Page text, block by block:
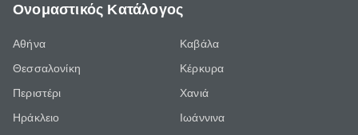
Ονομαστικός Κατάλογος
Αθήνα
Θεσσαλονίκη
Περιστέρι
Ηράκλειο
Καβάλα
Κέρκυρα
Χανιά
Ιωάννινα